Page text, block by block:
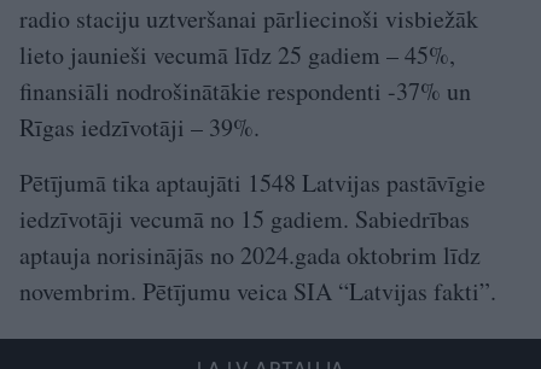
radio staciju uztveršanai pārliecinoši visbiežāk
lieto jaunieši vecumā līdz 25 gadiem – 45%,
finansiāli nodrošinātākie respondenti -37% un
Rīgas iedzīvotāji – 39%.
Pētījumā tika aptaujāti 1548 Latvijas pastāvīgie
iedzīvotāji vecumā no 15 gadiem. Sabiedrības
aptauja norisinājās no 2024.gada oktobrim līdz
novembrim. Pētījumu veica SIA “Latvijas fakti”.